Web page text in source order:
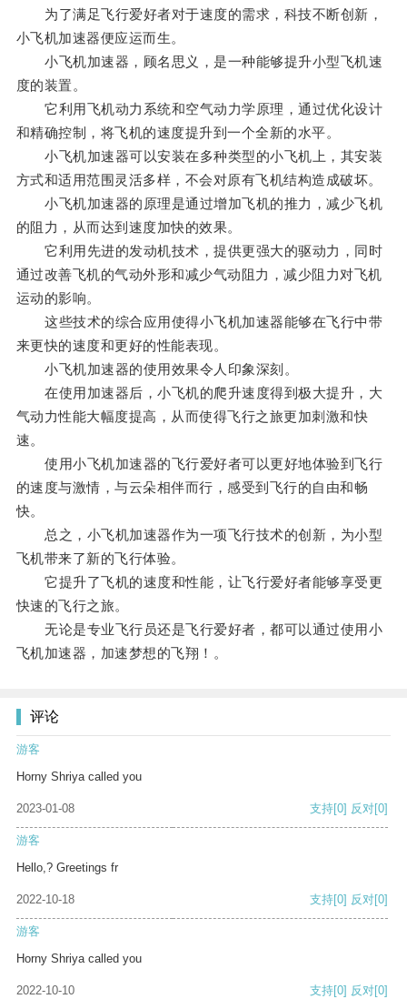
为了满足飞行爱好者对于速度的需求，科技不断创新，
小飞机加速器便应运而生。
小飞机加速器，顾名思义，是一种能够提升小型飞机速
度的装置。
它利用飞机动力系统和空气动力学原理，通过优化设计
和精确控制，将飞机的速度提升到一个全新的水平。
小飞机加速器可以安装在多种类型的小飞机上，其安装
方式和适用范围灵活多样，不会对原有飞机结构造成破坏。
小飞机加速器的原理是通过增加飞机的推力，减少飞机
的阻力，从而达到速度加快的效果。
它利用先进的发动机技术，提供更强大的驱动力，同时
通过改善飞机的气动外形和减少气动阻力，减少阻力对飞机
运动的影响。
这些技术的综合应用使得小飞机加速器能够在飞行中带
来更快的速度和更好的性能表现。
小飞机加速器的使用效果令人印象深刻。
在使用加速器后，小飞机的爬升速度得到极大提升，大
气动力性能大幅度提高，从而使得飞行之旅更加刺激和快
速。
使用小飞机加速器的飞行爱好者可以更好地体验到飞行
的速度与激情，与云朵相伴而行，感受到飞行的自由和畅
快。
总之，小飞机加速器作为一项飞行技术的创新，为小型
飞机带来了新的飞行体验。
它提升了飞机的速度和性能，让飞行爱好者能够享受更
快速的飞行之旅。
无论是专业飞行员还是飞行爱好者，都可以通过使用小
飞机加速器，加速梦想的飞翔！。
评论
游客
Horny Shriya called you
2023-01-08 支持[0] 反对[0]
游客
Hello,? Greetings fr
2022-10-18 支持[0] 反对[0]
游客
Horny Shriya called you
2022-10-10 支持[0] 反对[0]